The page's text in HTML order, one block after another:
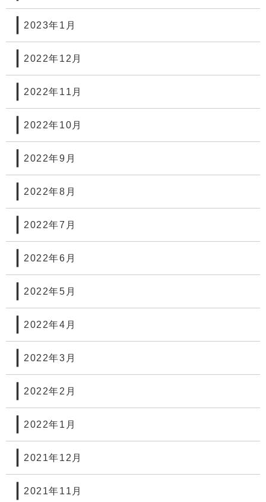
2023年1月
2022年12月
2022年11月
2022年10月
2022年9月
2022年8月
2022年7月
2022年6月
2022年5月
2022年4月
2022年3月
2022年2月
2022年1月
2021年12月
2021年11月